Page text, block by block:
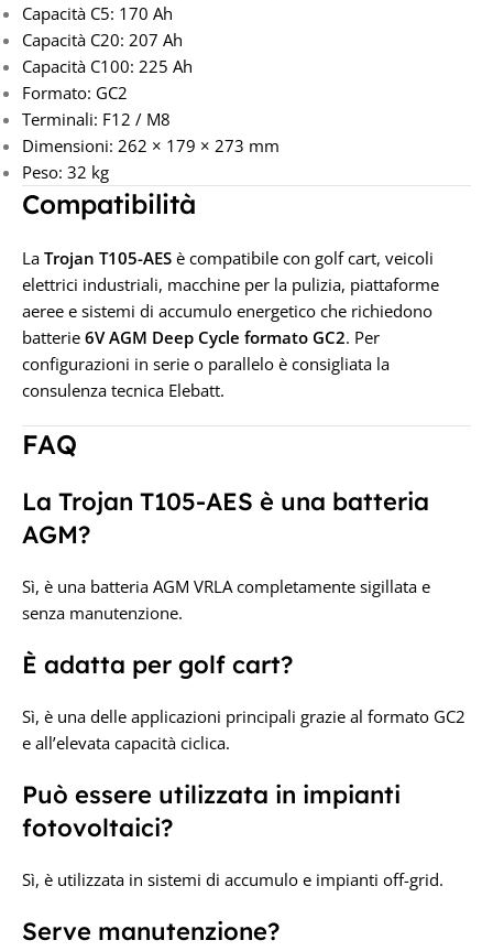
Capacità C5: 170 Ah
Capacità C20: 207 Ah
Capacità C100: 225 Ah
Formato: GC2
Terminali: F12 / M8
Dimensioni: 262 × 179 × 273 mm
Peso: 32 kg
Compatibilità
La Trojan T105-AES è compatibile con golf cart, veicoli
elettrici industriali, macchine per la pulizia, piattaforme
aeree e sistemi di accumulo energetico che richiedono
batterie 6V AGM Deep Cycle formato GC2. Per
configurazioni in serie o parallelo è consigliata la
consulenza tecnica Elebatt.
FAQ
La Trojan T105-AES è una batteria
AGM?
Sì, è una batteria AGM VRLA completamente sigillata e
senza manutenzione.
È adatta per golf cart?
Sì, è una delle applicazioni principali grazie al formato GC2
e all’elevata capacità ciclica.
Può essere utilizzata in impianti
fotovoltaici?
Sì, è utilizzata in sistemi di accumulo e impianti off-grid.
Serve manutenzione?